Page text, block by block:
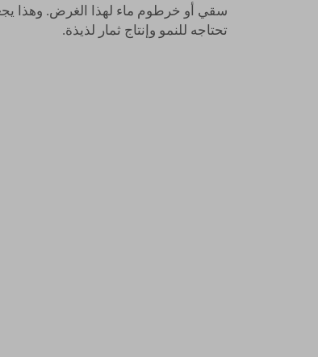
سقي أو خرطوم ماء لهذا الغرض. وهذا
تحتاجه للنمو وإنتاج ثمار لذيذة.